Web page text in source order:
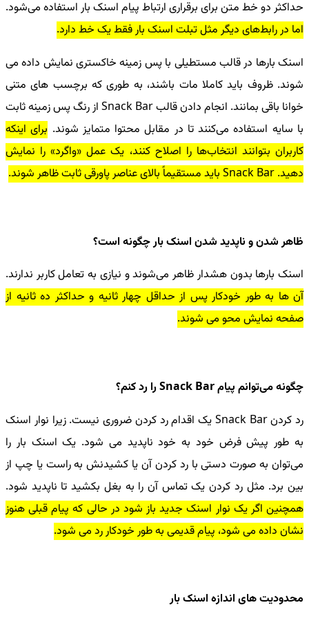
حداکثر دو خط متن برای برقراری ارتباط پیام اسنک بار استفاده می‌شود.
اما در رابط‌های دیگر مثل تبلت اسنک بار فقط یک خط دارد.
اسنک بارها در قالب مستطیلی با پس زمینه خاکستری نمایش داده می
شوند. ظروف باید کاملا مات باشند، به طوری که برچسب های متنی
خوانا باقی بمانند. انجام دادن قالب Snack Bar از رنگ پس زمینه ثابت
با سایه استفاده می‌کنند تا در مقابل محتوا متمایز شوند. برای اینکه
کاربران بتوانند انتخاب‌ها را اصلاح کنند، یک عمل «واگرد» را نمایش
دهید. Snack Bar باید مستقیماً بالای عناصر پاورقی ثابت ظاهر شوند.
ظاهر شدن و ناپدید شدن اسنک بار چگونه است؟
اسنک بارها بدون هشدار ظاهر می‌شوند و نیازی به تعامل کاربر ندارند.
آن ها به طور خودکار پس از حداقل چهار ثانیه و حداکثر ده ثانیه از
صفحه نمایش محو می شوند.
چگونه می‌توانم پیام Snack Bar را رد کنم
؟
رد کردن Snack Bar یک اقدام رد کردن ضروری نیست. زیرا نوار اسنک
به طور پیش فرض خود به خود ناپدید می شود. یک اسنک بار را
می‌توان به صورت دستی با رد کردن آن یا کشیدنش به راست یا چپ از
بین برد. مثل رد کردن یک تماس آن را به بغل بکشید تا ناپدید شود.
همچنین اگر یک نوار اسنک جدید باز شود در حالی که پیام قبلی هنوز
نشان داده می شود، پیام قدیمی به طور خودکار رد می شود.
محدودیت های اندازه اسنک بار